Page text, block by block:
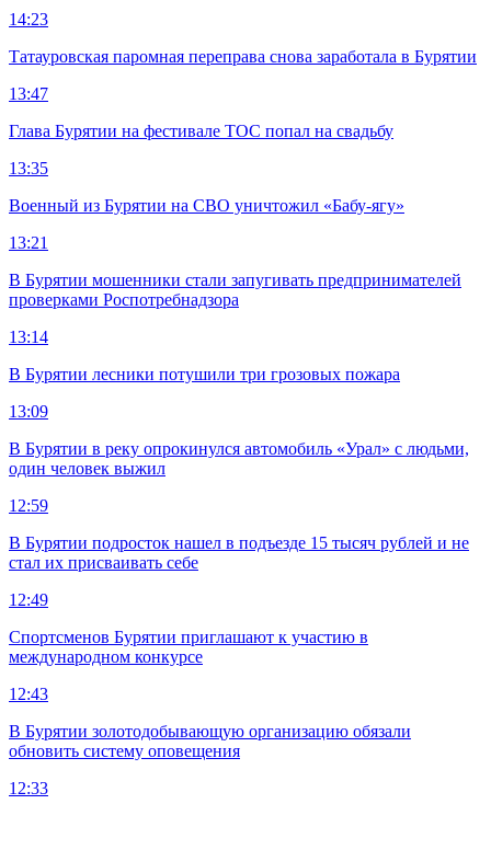
14:23
Татауровская паромная переправа снова заработала в Бурятии
13:47
Глава Бурятии на фестивале ТОС попал на свадьбу
13:35
Военный из Бурятии на СВО уничтожил «Бабу-ягу»
13:21
В Бурятии мошенники стали запугивать предпринимателей
проверками Роспотребнадзора
13:14
В Бурятии лесники потушили три грозовых пожара
13:09
В Бурятии в реку опрокинулся автомобиль «Урал» с людьми,
один человек выжил
12:59
В Бурятии подросток нашел в подъезде 15 тысяч рублей и не
стал их присваивать себе
12:49
Спортсменов Бурятии приглашают к участию в
международном конкурсе
12:43
В Бурятии золотодобывающую организацию обязали
обновить систему оповещения
12:33